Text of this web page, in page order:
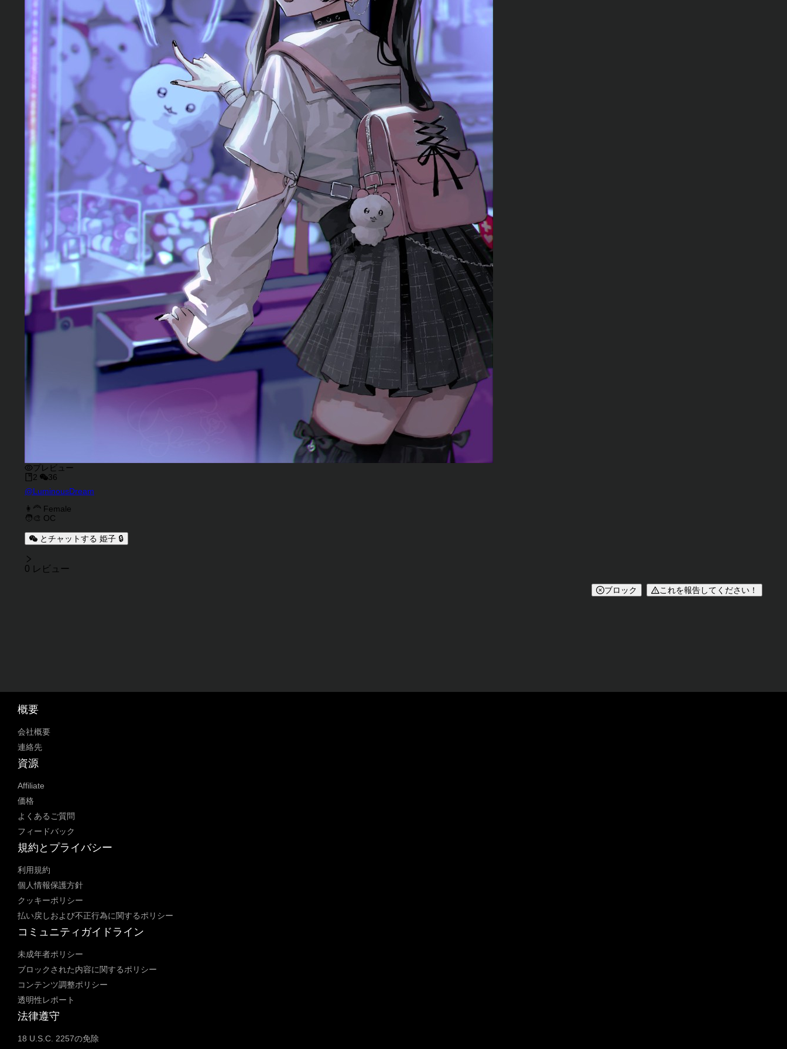
プレビュー
2
36
キャラクタークリエイター
@LuminousDream
キャラクター説明
キャラクタータグ
👩‍🦰 Female
🧑‍🎨 OC
とチャットする 姫子 🔒
レビュー
0 レビュー
ブロック これを報告してください！
概要
会社概要
連絡先
資源
Affiliate
価格
よくあるご質問
フィードバック
規約とプライバシー
利用規約
個人情報保護方針
クッキーポリシー
払い戻しおよび不正行為に関するポリシー
コミュニティガイドライン
未成年者ポリシー
ブロックされた内容に関するポリシー
コンテンツ調整ポリシー
透明性レポート
法律遵守
18 U.S.C. 2257の免除